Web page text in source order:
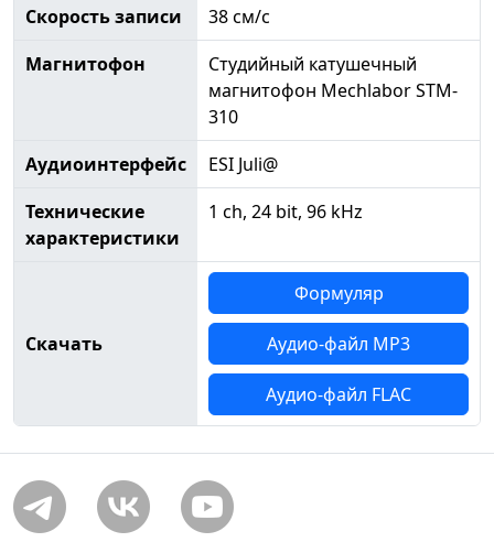
Скорость записи
38 см/с
Магнитофон
Студийный катушечный
магнитофон Mechlabor STM-
310
Аудиоинтерфейс
ESI Juli@
Технические
характеристики
1 ch, 24 bit, 96 kHz
Скачать
Формуляр
Аудио-файл MP3
Аудио-файл FLAC